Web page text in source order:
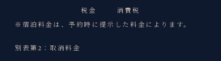
税金 消費税
※宿泊料金は、予約時に提示した料金によります。
別表第2：取消料金